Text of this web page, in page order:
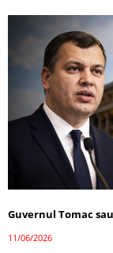
Guvernul Tomac
11/06/2026